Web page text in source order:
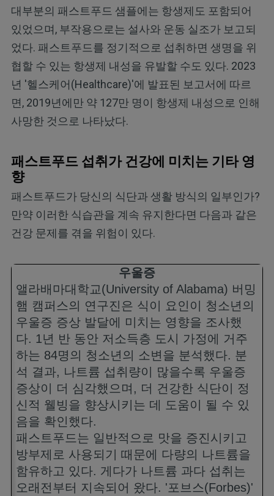
대부분의 패스트푸드 샘플에는 항생제도 포함되어
있었으며, 부작용으로는 설사와 운동 실조가 보고되
었다. 패스트푸드를 정기적으로 섭취하면 생명을 위
협할 수 있는 항생제 내성을 유발할 수도 있다. 2023
년 '헬스케어(Healthcare)'에 발표된 보고서에 따르
면, 2019년에만 약 127만 명이 항생제 내성으로 인해
사망한 것으로 나타났다.
패스트푸드 섭취가 건강에 미치는 기타 영
향
패스트푸드가 당신의 식단과 생활 방식의 일부인가?
만약 이러한 식습관을 계속 유지한다면 다음과 같은
건강 문제를 겪을 위험이 있다.
우울증
앨라배마대학교(University of Alabama) 버밍
햄 캠퍼스의 연구진은 식이 요인이 청소년의
우울증 증상 발달에 미치는 영향을 조사했
다. 1년 반 동안 저소득층 도시 가정에 거주
하는 84명의 청소년의 소변을 분석했다. 분
석 결과, 나트륨 섭취량이 많을수록 우울증
증상이 더 심각했으며 , 더 건강한 식단이 정
신적 웰빙을 향상시키는 데 도움이 될 수 있
음을 확인했다.
패스트푸드는 일반적으로 맛을 증진시키고
방부제로 사용되기 때문에 다량의 나트륨을
함유하고 있다. 게다가 나트륨 과다 섭취는
오래전부터 지속되어 왔다. '포브스(Forbes)'